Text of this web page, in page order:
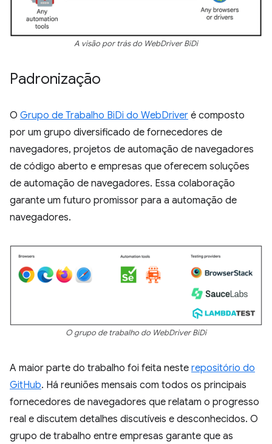
A visão por trás do WebDriver BiDi
Padronização
O Grupo de Trabalho BiDi do WebDriver é composto
por um grupo diversificado de fornecedores de
navegadores, projetos de automação de navegadores
de código aberto e empresas que oferecem soluções
de automação de navegadores. Essa colaboração
garante um futuro promissor para a automação de
navegadores.
O grupo de trabalho do WebDriver BiDi
A maior parte do trabalho foi feita neste repositório do
GitHub. Há reuniões mensais com todos os principais
fornecedores de navegadores que relatam o progresso
real e discutem detalhes discutíveis e desconhecidos. O
grupo de trabalho entre empresas garante que as